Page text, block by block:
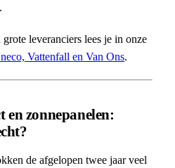
.
leveranciers lees je in onze
Vattenfall en Van Ons.
en zonnepanelen:
de afgelopen twee jaar veel